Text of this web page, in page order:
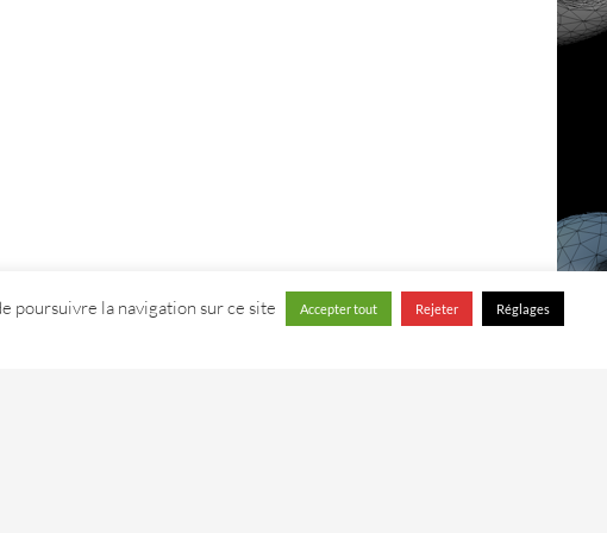
poursuivre la navigation sur ce site Accepter tout Rejeter Réglages